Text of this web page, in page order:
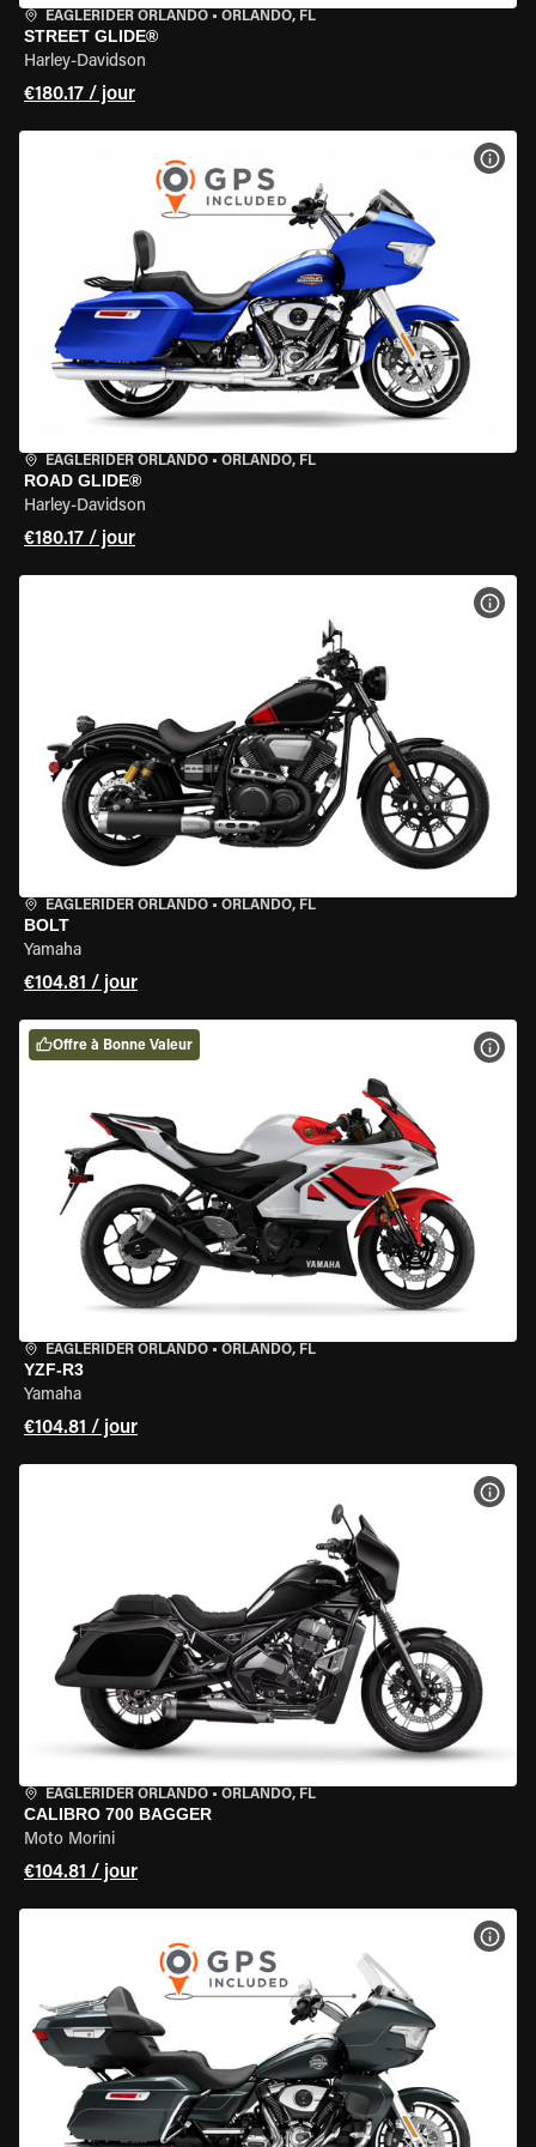
EAGLERIDER ORLANDO • ORLANDO, FL
STREET GLIDE®
Harley-Davidson
€180.17 / jour
EAGLERIDER ORLANDO • ORLANDO, FL
ROAD GLIDE®
Harley-Davidson
€180.17 / jour
EAGLERIDER ORLANDO • ORLANDO, FL
BOLT
Yamaha
€104.81 / jour
EAGLERIDER ORLANDO • ORLANDO, FL
YZF-R3
Yamaha
€104.81 / jour
Offre à Bonne Valeur
EAGLERIDER ORLANDO • ORLANDO, FL
CALIBRO 700 BAGGER
Moto Morini
€104.81 / jour